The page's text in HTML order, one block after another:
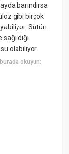
barındırsa
gibi birçok
Sütün
olabiliyor.
burada okuyun: